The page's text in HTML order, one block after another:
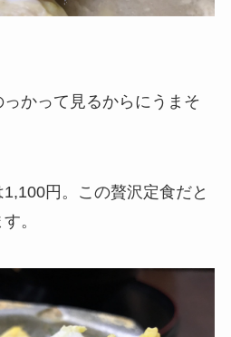
かって見るからにうまそ
円。この贅沢定食だと
。